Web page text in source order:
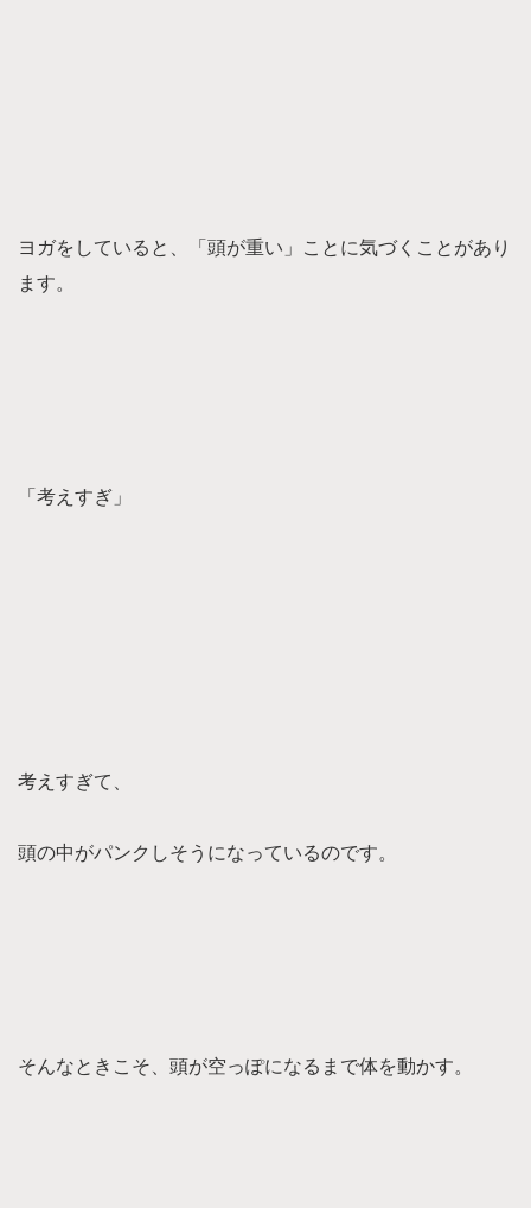
ヨガをしていると、「頭が重い」ことに気づくことがあり
ます。
「考えすぎ」
考えすぎて、
頭の中がパンクしそうになっているのです。
そんなときこそ、頭が空っぽになるまで体を動かす。